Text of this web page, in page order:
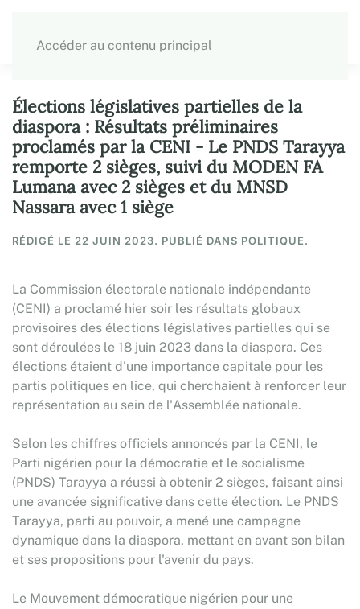
Accéder au contenu principal
Élections législatives partielles de la
diaspora : Résultats préliminaires
proclamés par la CENI - Le PNDS Tarayya
remporte 2 sièges, suivi du MODEN FA
Lumana avec 2 sièges et du MNSD
Nassara avec 1 siège
RÉDIGÉ LE 22 JUIN 2023. PUBLIÉ DANS POLITIQUE.
La Commission électorale nationale indépendante
(CENI) a proclamé hier soir les résultats globaux
provisoires des élections législatives partielles qui se
sont déroulées le 18 juin 2023 dans la diaspora. Ces
élections étaient d'une importance capitale pour les
partis politiques en lice, qui cherchaient à renforcer leur
représentation au sein de l'Assemblée nationale.
Selon les chiffres officiels annoncés par la CENI, le
Parti nigérien pour la démocratie et le socialisme
(PNDS) Tarayya a réussi à obtenir 2 sièges, faisant ainsi
une avancée significative dans cette élection. Le PNDS
Tarayya, parti au pouvoir, a mené une campagne
dynamique dans la diaspora, mettant en avant son bilan
et ses propositions pour l'avenir du pays.
Le Mouvement démocratique nigérien pour une